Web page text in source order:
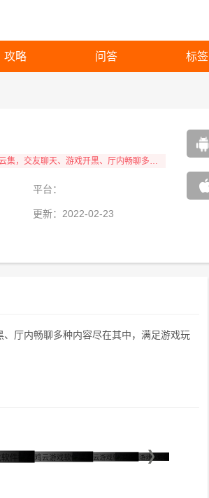
攻略 问答 标签
菜鸡云游戏app，免费云游戏平台，汇聚丰富游戏内容，玩家云集，交友聊天、游戏开黑、厅内畅聊多种内容尽在其中，满足游戏玩家娱乐需求，畅玩各种优质游戏。
平台：
更新：2022-02-23
厅内畅聊多种内容尽在其中，满足游戏玩